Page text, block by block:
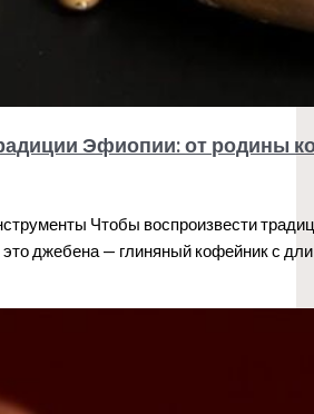
Эфиопии: от родины
Чтобы воспроизвести
это джебена — глиняный кофейник с